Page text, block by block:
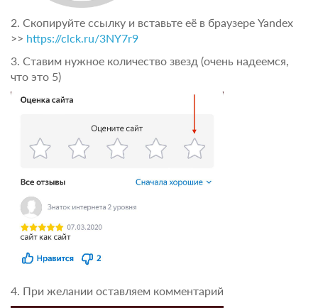
2. Скопируйте ссылку и вставьте её в браузере Yandex
>> https://clck.ru/3NY7r9
3. Ставим нужное количество звезд (очень надеемся,
что это 5)
4. При желании оставляем комментарий